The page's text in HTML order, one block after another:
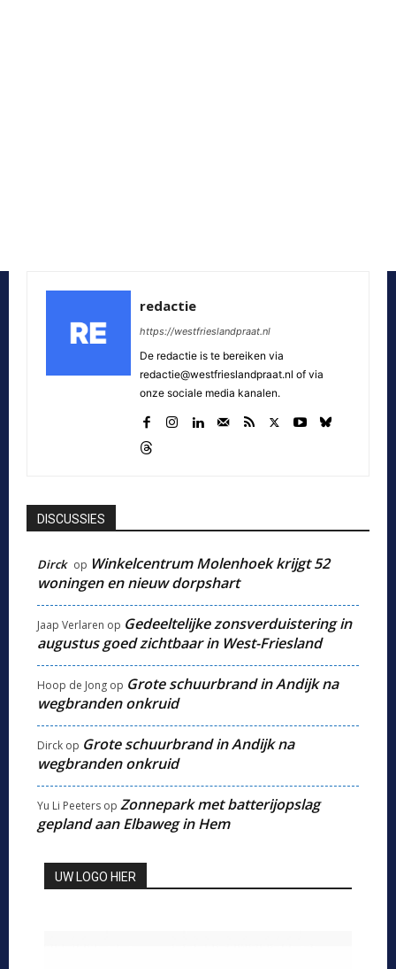
redactie
https://westfrieslandpraat.nl
De redactie is te bereiken via
redactie@westfrieslandpraat.nl of via
onze sociale media kanalen.
DISCUSSIES
Dirck op Winkelcentrum Molenhoek krijgt 52
woningen en nieuw dorpshart
Jaap Verlaren op Gedeeltelijke zonsverduistering in
augustus goed zichtbaar in West-Friesland
Hoop de Jong op Grote schuurbrand in Andijk na
wegbranden onkruid
Dirck op Grote schuurbrand in Andijk na
wegbranden onkruid
Yu Li Peeters op Zonnepark met batterijopslag
gepland aan Elbaweg in Hem
UW LOGO HIER